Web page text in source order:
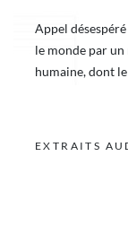
Appel
le monde par
humaine, dont
EXTRAITS